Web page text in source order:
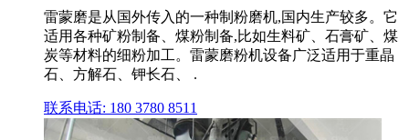
雷蒙磨是从国外传入的一种制粉磨机,国内生产较多。它
适用各种矿粉制备、煤粉制备,比如生料矿、石膏矿、煤
炭等材料的细粉加工。雷蒙磨粉机设备广泛适用于重晶
石、方解石、钾长石、 .
联系电话: 180 3780 8511